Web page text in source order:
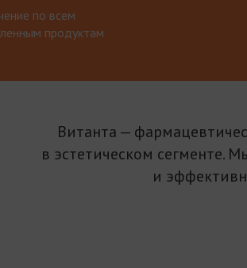
по всем
продуктам
Витанта —
в эстетическом сегменте.
и